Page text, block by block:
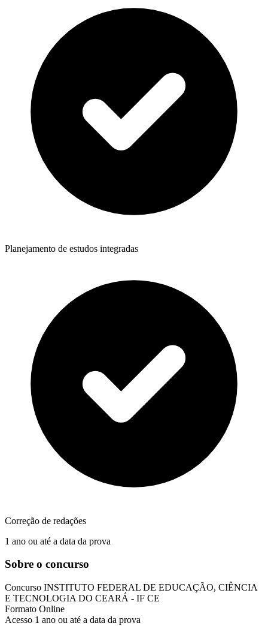
Planejamento de estudos integradas
Correção de redações
1 ano ou até a data da prova
Sobre o concurso
Concurso INSTITUTO FEDERAL DE EDUCAÇÃO, CIÊNCIA
E TECNOLOGIA DO CEARÁ - IF CE
Formato Online
Acesso 1 ano ou até a data da prova